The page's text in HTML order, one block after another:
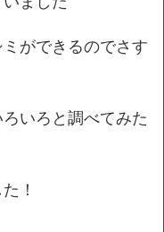
ができるのでさす
いろと調べてみた
！